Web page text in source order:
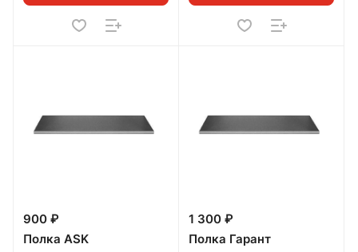
900 ₽
Полка ASK
1 300 ₽
Полка Гарант